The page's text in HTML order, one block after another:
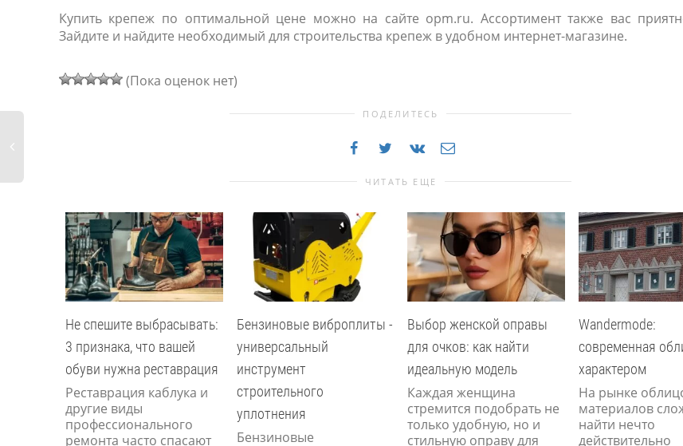
Купить крепеж по оптимальной цене можно на сайте opm.ru. Ассортимент также вас
Зайдите и найдите необходимый для строительства крепеж в удобном интернет-магазине.
(Пока оценок нет)
ПОДЕЛИТЕСЬ
ЧИТАТЬ ЕЩЕ
Не спешите выбрасывать:
3 признака, что вашей
обуви нужна реставрация
Реставрация каблука и
другие виды
профессионального
ремонта часто спасают
Бензиновые виброплиты -
универсальный
инструмент
строительного
уплотнения
Бензиновые
Выбор женской оправы
для очков: как найти
идеальную модель
Каждая женщина
стремится подобрать не
только удобную, но и
стильную оправу для
Wandermode:
современная
характером
На рынке
материалов
найти нечто
действительно